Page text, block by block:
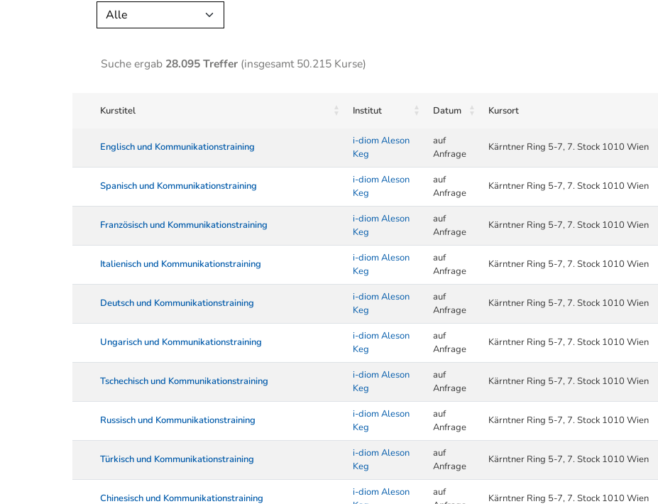
Alle
Suche ergab 28.095 Treffer (insgesamt 50.215 Kurse)
Kurstitel Institut Datum Kursort
Englisch und Kommunikationstraining
i-diom Aleson
Keg
auf
Anfrage
Kärntner Ring 5-7, 7. Stock 1010 Wien
Spanisch und Kommunikationstraining
i-diom Aleson
Keg
auf
Anfrage
Kärntner Ring 5-7, 7. Stock 1010 Wien
Französisch und Kommunikationstraining
i-diom Aleson
Keg
auf
Anfrage
Kärntner Ring 5-7, 7. Stock 1010 Wien
Italienisch und Kommunikationstraining
i-diom Aleson
Keg
auf
Anfrage
Kärntner Ring 5-7, 7. Stock 1010 Wien
Deutsch und Kommunikationstraining
i-diom Aleson
Keg
auf
Anfrage
Kärntner Ring 5-7, 7. Stock 1010 Wien
Ungarisch und Kommunikationstraining
i-diom Aleson
Keg
auf
Anfrage
Kärntner Ring 5-7, 7. Stock 1010 Wien
Tschechisch und Kommunikationstraining
i-diom Aleson
Keg
auf
Anfrage
Kärntner Ring 5-7, 7. Stock 1010 Wien
Russisch und Kommunikationstraining
i-diom Aleson
Keg
auf
Anfrage
Kärntner Ring 5-7, 7. Stock 1010 Wien
Türkisch und Kommunikationstraining
i-diom Aleson
Keg
auf
Anfrage
Kärntner Ring 5-7, 7. Stock 1010 Wien
Chinesisch und Kommunikationstraining
i-diom Aleson
auf
Kärntner Ring 5-7, 7. Stock 1010 Wien